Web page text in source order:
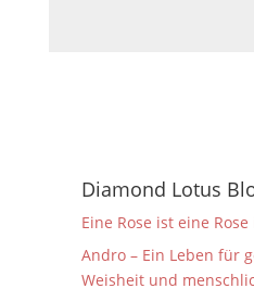
Diamond Lotus
Eine Rose ist eine
Andro – Ein Leben für
Weisheit und